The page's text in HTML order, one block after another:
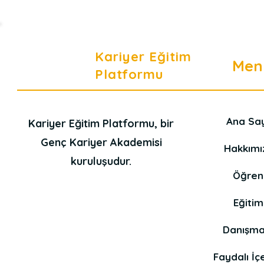
Kariyer Eğitim
Platformu
Kariyer Eğitim Platformu, bir
Genç Kariyer Akademisi
kuruluşudur.
Ana
Faydalı